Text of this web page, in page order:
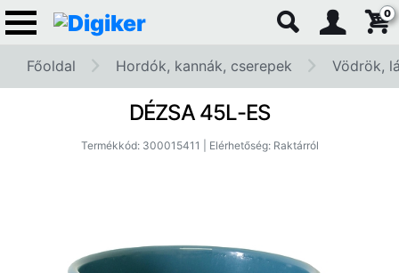
0
Főoldal Hordók, kannák, cserepek Vödrök,
DÉZSA 45L-ES
Termékkód: 300015411 | Elérhetőség: Raktárról